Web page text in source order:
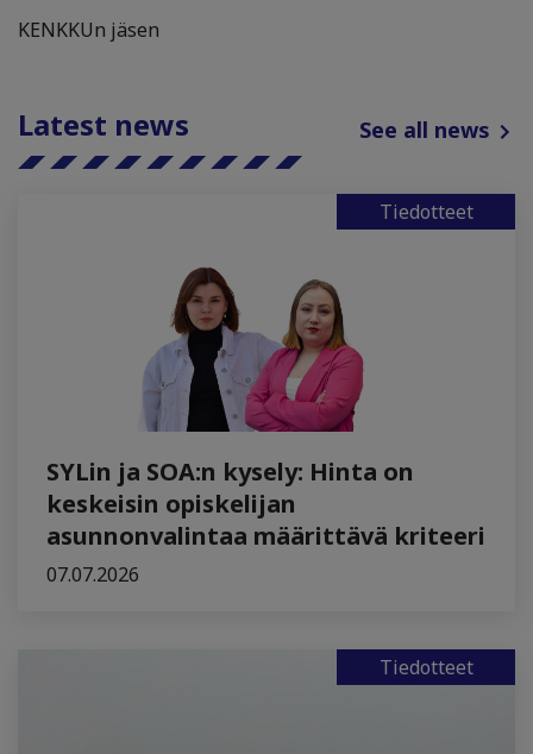
KENKKUn jäsen
Latest news See all news
Tiedotteet
SYLin ja SOA:n kysely: Hinta on
keskeisin opiskelijan
asunnonvalintaa määrittävä kriteeri
07.07.2026
Tiedotteet